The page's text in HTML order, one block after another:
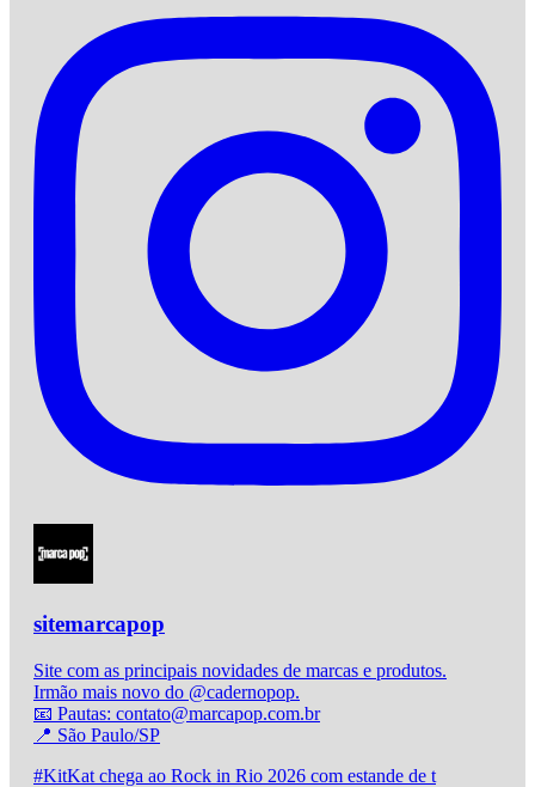
sitemarcapop
Site com as principais novidades de marcas e produtos.
Irmão mais novo do @cadernopop.
📧 Pautas: contato@marcapop.com.br
📍 São Paulo/SP
#KitKat chega ao Rock in Rio 2026 com estande de t